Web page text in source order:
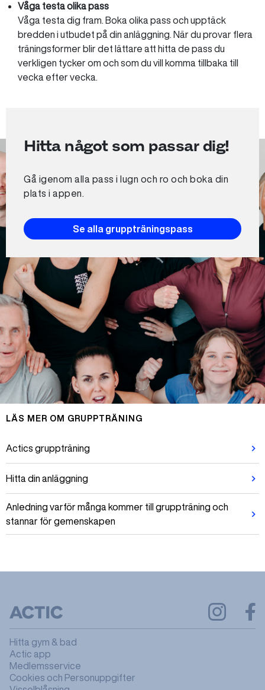
Våga testa olika pass
Våga testa dig fram. Boka olika pass och upptäck
bredden i utbudet på din anläggning. När du provar flera
träningsformer blir det lättare att hitta de pass du
verkligen tycker om och som du vill komma tillbaka till
vecka efter vecka.
Hitta något som passar dig!
Gå igenom alla pass i lugn och ro och boka din
plats i appen.
Se alla gruppträningspass
LÄS MER OM GRUPPTRÄNING
Actics gruppträning
Hitta din anläggning
Anledning varför många kommer till gruppträning och
stannar för gemenskapen
Hitta gym & bad
Actic app
Medlemsservice
Cookies och Personuppgifter